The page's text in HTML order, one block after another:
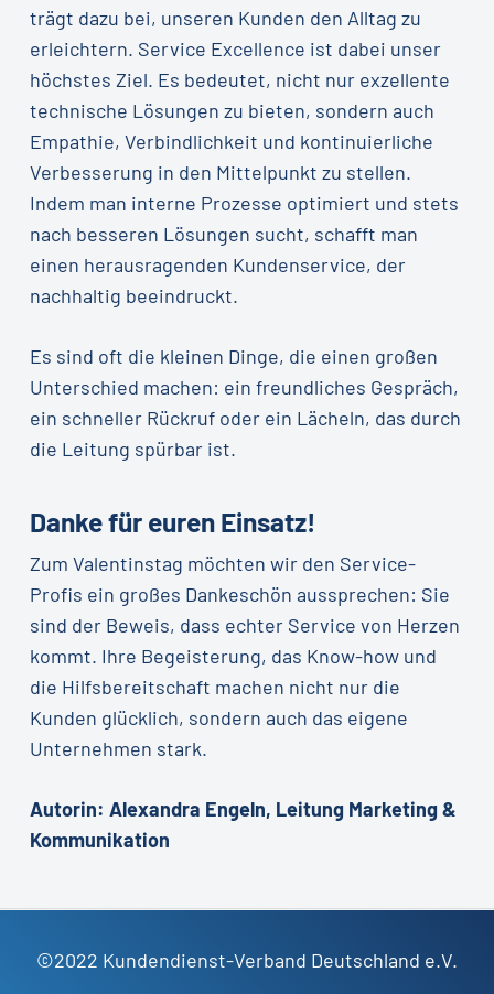
trägt dazu bei, unseren Kunden den Alltag zu
erleichtern. Service Excellence ist dabei unser
höchstes Ziel. Es bedeutet, nicht nur exzellente
technische Lösungen zu bieten, sondern auch
Empathie, Verbindlichkeit und kontinuierliche
Verbesserung in den Mittelpunkt zu stellen.
Indem man interne Prozesse optimiert und stets
nach besseren Lösungen sucht, schafft man
einen herausragenden Kundenservice, der
nachhaltig beeindruckt.
Es sind oft die kleinen Dinge, die einen großen
Unterschied machen: ein freundliches Gespräch,
ein schneller Rückruf oder ein Lächeln, das durch
die Leitung spürbar ist.
Danke für euren Einsatz!
Zum Valentinstag möchten wir den Service-
Profis ein großes Dankeschön aussprechen: Sie
sind der Beweis, dass echter Service von Herzen
kommt. Ihre Begeisterung, das Know-how und
die Hilfsbereitschaft machen nicht nur die
Kunden glücklich, sondern auch das eigene
Unternehmen stark.
Autorin: Alexandra Engeln, Leitung Marketing &
Kommunikation
©2022 Kundendienst-Verband Deutschland e.V.